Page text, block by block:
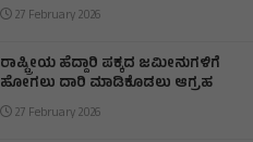
27 February 2026
ರಾಷ್ಟ್ರೀಯ ಹೆದ್ದಾರಿ ಪಕ್ಕದ ಜಮೀನುಗಳಿಗೆ
ಹೋಗಲು ದಾರಿ ಮಾಡಿಕೊಡಲು ಆಗ್ರಹ
27 February 2026